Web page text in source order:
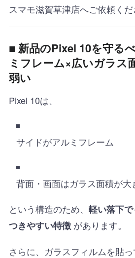
スマモ滋賀草津店へご依頼くだ
■ 新品のPixel 10を守る
ミフレーム×広いガラス
弱い
Pixel 10は、
サイドがアルミフレーム
背面・画面はガラス面積が大
という構造のため、 軽い落下
つきやすい特徴があります。
さらに、ガラスフィルムを貼